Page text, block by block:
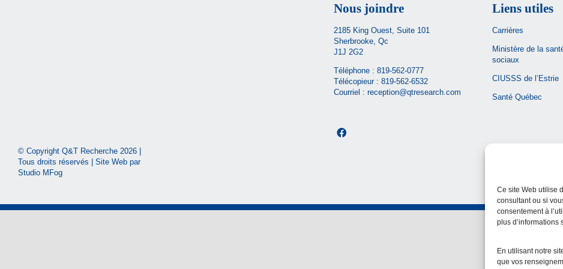
Ce site Web utilise
consultant ou si
consentement à
plus d’informations
En utilisant notre
que vos
© Copyright Q&T Recherche 2026 |
Tous droits réservés | Site Web par
Studio MFog
Nous joindre
2185 King Ouest, Suite 101
Sherbrooke, Qc
J1J 2G2
Téléphone :819-562-0777
Télécopieur : 819-562-6532
Courriel :reception@qtresearch.com
Liens utiles
Carrières
Ministère de la
sociaux
CIUSSS de l’Estrie
Santé Québec